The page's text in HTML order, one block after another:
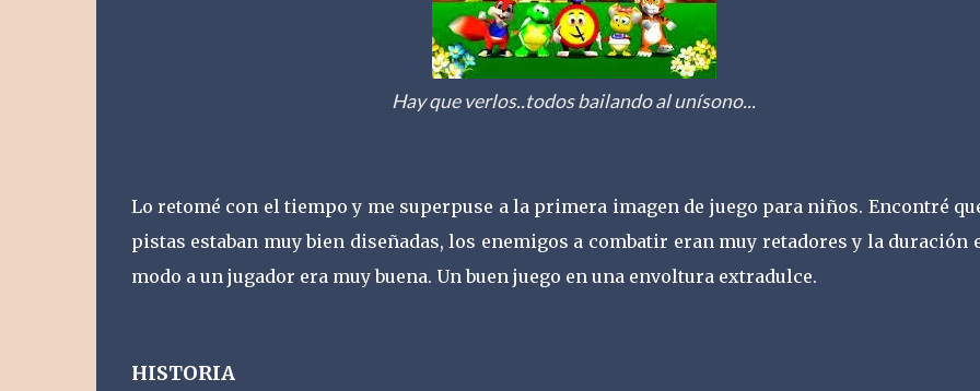
Hay que verlos..todos bailando al unísono...
Lo retomé con el tiempo y me superpuse a la primera imagen de juego para niños. Encontré
pistas estaban muy bien diseñadas, los enemigos a combatir eran muy retadores y la duración
modo a un jugador era muy buena. Un buen juego en una envoltura extradulce.
HISTORIA